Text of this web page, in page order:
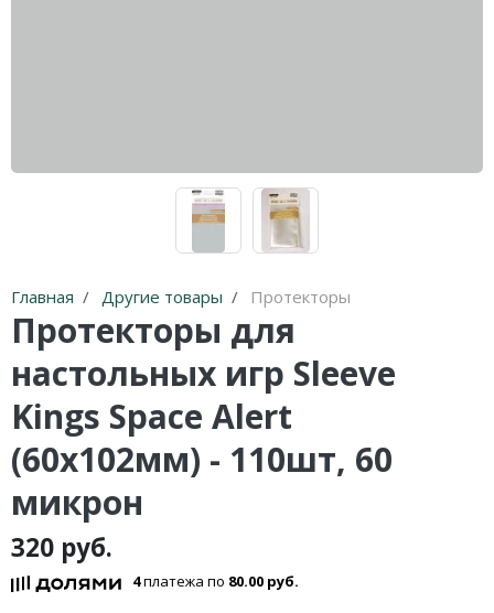
Главная Другие товары Протекторы
Протекторы для
настольных игр Sleeve
Kings Space Alert
(60x102мм) - 110шт, 60
микрон
320 руб.
4платежа по 80.00 руб.